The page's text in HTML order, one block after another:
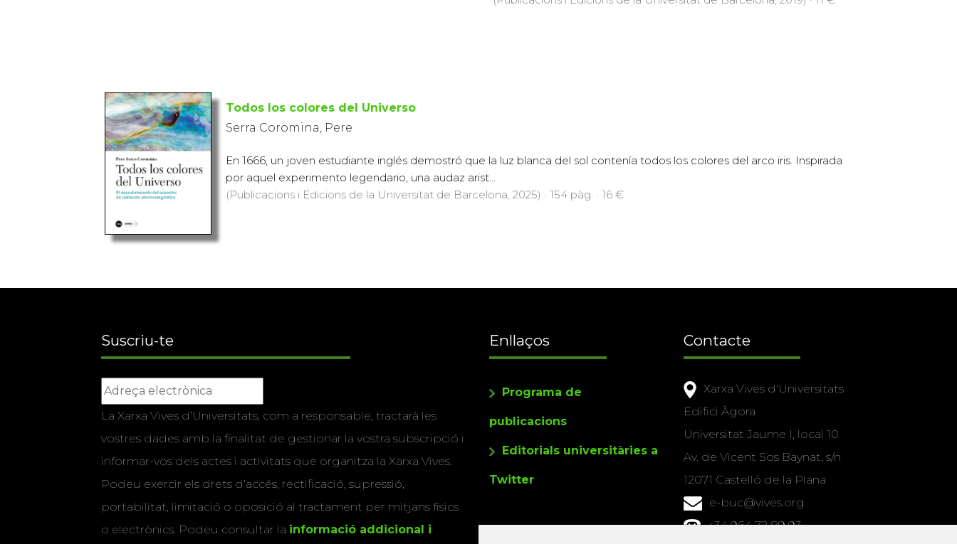
Todos los colores del Universo
Serra Coromina, Pere
En 1666, un joven estudiante inglés demostró que la luz blanca del sol contenía todos los colores del arco iris. Inspirada
por aquel experimento legendario, una audaz arist...
(Publicacions i Edicions de la Universitat de Barcelona, 2025) · 154 pàg. · 16 €
Suscriu-te
La Xarxa Vives d’Universitats, com a responsable, tractarà les
vostres dades amb la finalitat de gestionar la vostra subscripció i
informar-vos dels actes i activitats que organitza la Xarxa Vives.
Podeu exercir els drets d’accés, rectificació, supressió,
portabilitat, limitació o oposició al tractament per mitjans físics
o electrònics. Podeu consultar la informació addicional i
Enllaços
Programa de
publicacions
Editorials universitàries a
Twitter
Contacte
Xarxa Vives d'Universitats
Edifici Àgora
Universitat Jaume I, local 10
Av. de Vicent Sos Baynat, s/n
12071 Castelló de la Plana
e-buc@vives.org
+34 964 72 89 93